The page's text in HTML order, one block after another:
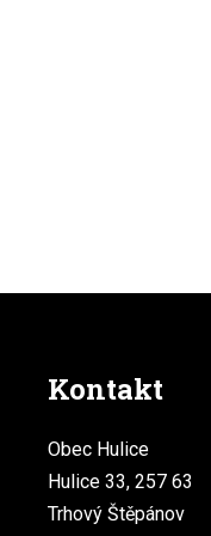
Kontakt
Obec Hulice
Hulice 33, 257 63
Trhový Štěpánov